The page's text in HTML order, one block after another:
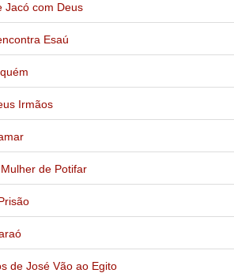
Jacó com Deus
Esaú
Irmãos
de Potifar
de José Vão ao Egito